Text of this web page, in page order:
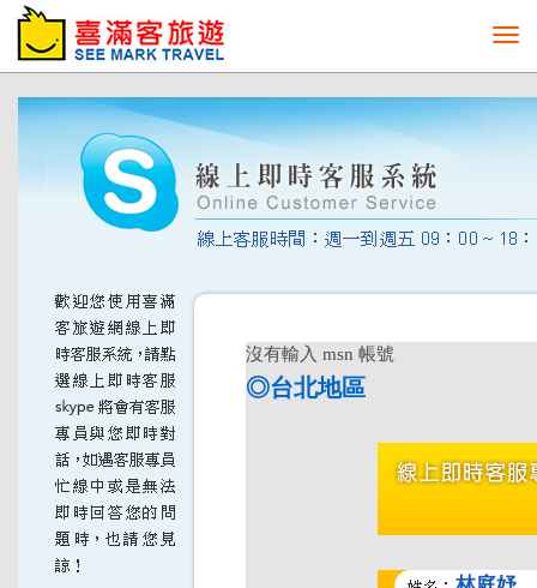
沒有輸入 msn 帳號
◎台北地區